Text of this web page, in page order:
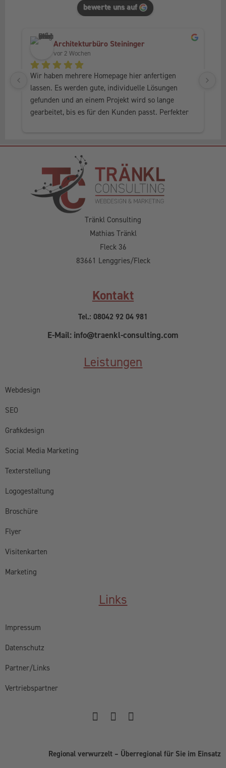
bewerte uns auf
Architekturbüro Steininger
vor 2 Wochen
Wir haben mehrere Homepage hier anfertigen
lassen. Es werden gute, individuelle Lösungen
gefunden und an einem Projekt wird so lange
gearbeitet, bis es für den Kunden passt. Perfekter
Tränkl Consulting
Mathias Tränkl
Fleck 36
83661 Lenggries/Fleck
Kontakt
Tel.: 08042 92 04 981
E-Mail: info@traenkl-consulting.com
Leistungen
Webdesign
SEO
Grafikdesign
Social Media Marketing
Texterstellung
Logogestaltung
Broschüre
Flyer
Visitenkarten
Marketing
Links
Impressum
Datenschutz
Partner/Links
Vertriebspartner
Regional verwurzelt – Überregional für Sie im Einsatz